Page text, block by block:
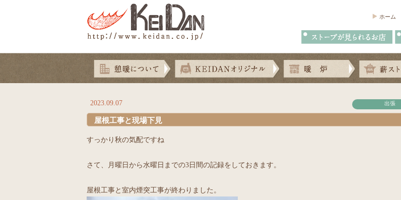
ホーム
2023.09.07 出張
屋根工事と現場下見
すっかり秋の気配ですね
さて、月曜日から水曜日までの3日間の記録をしておきます。
屋根工事と室内煙突工事が終わりました。